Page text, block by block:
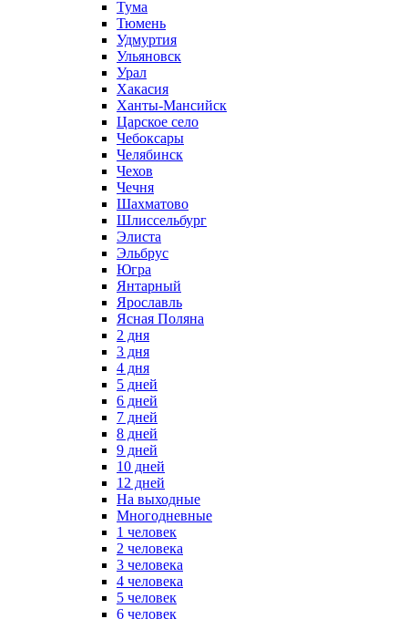
Тума
Тюмень
Удмуртия
Ульяновск
Урал
Хакасия
Ханты-Мансийск
Царское село
Чебоксары
Челябинск
Чехов
Чечня
Шахматово
Шлиссельбург
Элиста
Эльбрус
Югра
Янтарный
Ярославль
Ясная Поляна
2 дня
3 дня
4 дня
5 дней
6 дней
7 дней
8 дней
9 дней
10 дней
12 дней
На выходные
Многодневные
1 человек
2 человека
3 человека
4 человека
5 человек
6 человек